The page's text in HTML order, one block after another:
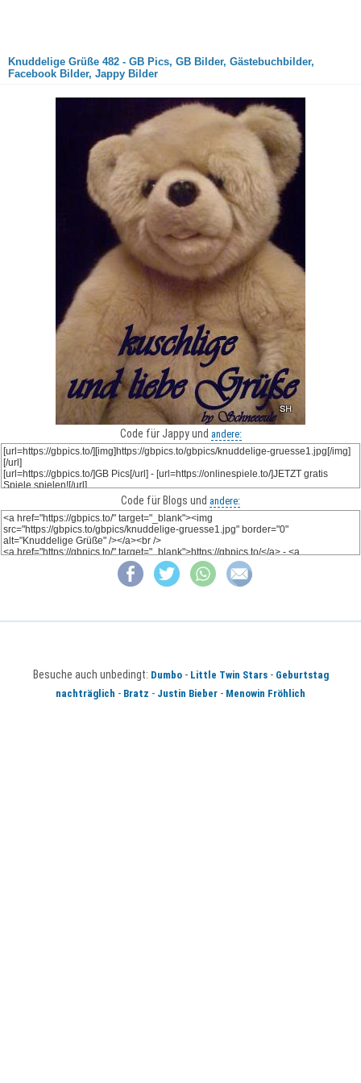
Knuddelige Grüße 482 - GB Pics, GB Bilder, Gästebuchbilder,
Facebook Bilder, Jappy Bilder
Code für Jappy und andere:
Code für Blogs und andere:
Besuche auch unbedingt: Dumbo- Little Twin Stars- Geburtstag
nachträglich - Bratz - Justin Bieber - Menowin Fröhlich